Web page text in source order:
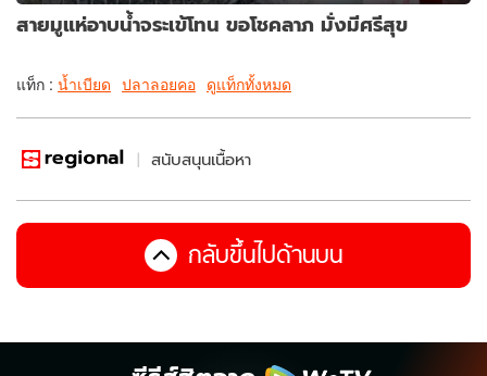
สายมูแห่อาบน้ำจระเข้โทน ขอโชคลาภ มั่งมีศรีสุข
แท็ก : น้ำเบียด ปลาลอยคอ ดูแท็กทั้งหมด
สนับสนุนเนื้อหา
กลับขึ้นไปด้านบน